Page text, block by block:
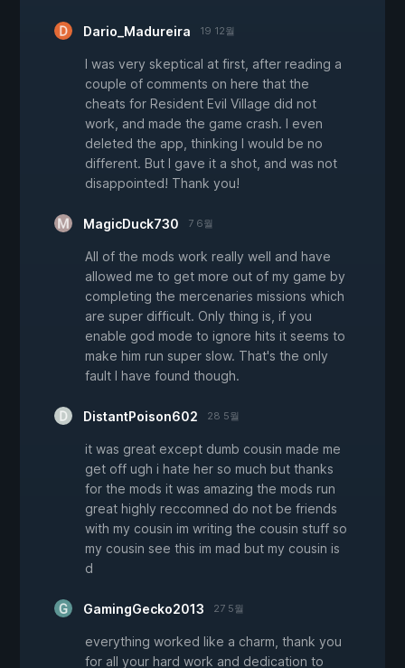
Dario_Madureira 19 12월
I was very skeptical at first, after reading a
couple of comments on here that the
cheats for Resident Evil Village did not
work, and made the game crash. I even
deleted the app, thinking I would be no
different. But I gave it a shot, and was not
disappointed! Thank you!
MagicDuck730 7 6월
All of the mods work really well and have
allowed me to get more out of my game by
completing the mercenaries missions which
are super difficult. Only thing is, if you
enable god mode to ignore hits it seems to
make him run super slow. That's the only
fault I have found though.
DistantPoison602 28 5월
it was great except dumb cousin made me
get off ugh i hate her so much but thanks
for the mods it was amazing the mods run
great highly reccomned do not be friends
with my cousin im writing the cousin stuff so
my cousin see this im mad but my cousin is
d
GamingGecko2013 27 5월
everything worked like a charm, thank you
for all your hard work and dedication to